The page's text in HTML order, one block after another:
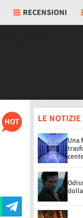
RECENSIONI
HOT LE
Una